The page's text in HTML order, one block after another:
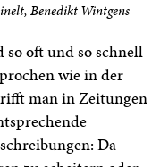
Benedikt Wintgens
oft und so schnell
wie in der
man in Zeitungen
Da